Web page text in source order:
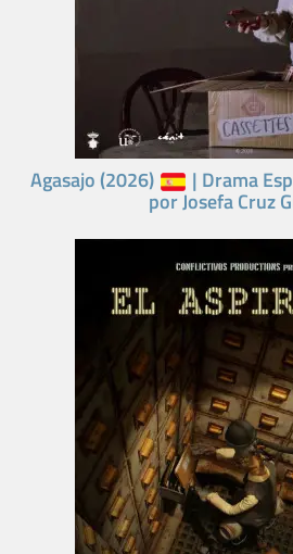
Agasajo (2026) | Drama
por Josefa Cruz